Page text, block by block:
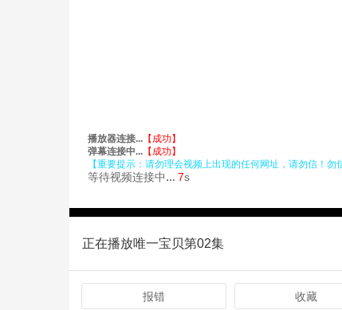
正在播放唯一宝贝第02集
报错 收藏